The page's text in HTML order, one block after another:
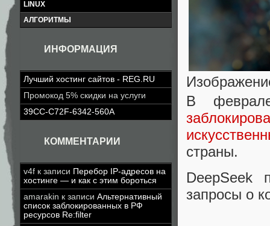
LINUX
АЛГОРИТМЫ
ИНФОРМАЦИЯ
Лучший хостинг сайтов - REG.RU
Промокод 5% скидки на услуги
39CC-C72F-6342-560A
КОММЕНТАРИИ
v4f к записи Перебор IP-адресов на
хостинге — и как с этим бороться
amarakin к записи Альтернативный
список заблокированных в РФ
ресурсов Re:filter
В
страны.
DeepSeek
запросы о